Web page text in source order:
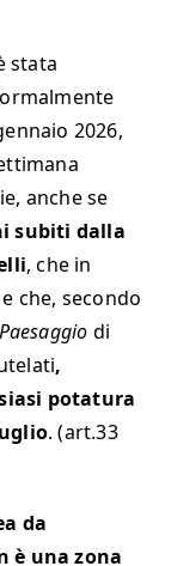
stata
2026,
anche se
subiti dalla
, che in
che, secondo
di
,
potatura
. (art.33
da
è una zona